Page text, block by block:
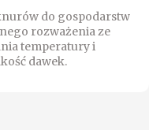
do gospodarstw
rozważenia ze
temperatury i
dawek.